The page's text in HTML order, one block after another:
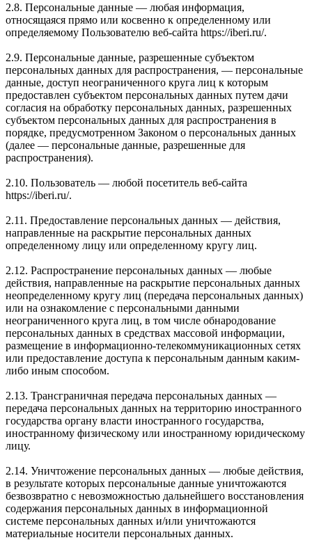
2.8. Персональные данные — любая информация,
относящаяся прямо или косвенно к определенному или
определяемому Пользователю веб-сайта https://iberi.ru/.
2.9. Персональные данные, разрешенные субъектом
персональных данных для распространения, — персональные
данные, доступ неограниченного круга лиц к которым
предоставлен субъектом персональных данных путем дачи
согласия на обработку персональных данных, разрешенных
субъектом персональных данных для распространения в
порядке, предусмотренном Законом о персональных данных
(далее — персональные данные, разрешенные для
распространения).
2.10. Пользователь — любой посетитель веб-сайта
https://iberi.ru/.
2.11. Предоставление персональных данных — действия,
направленные на раскрытие персональных данных
определенному лицу или определенному кругу лиц.
2.12. Распространение персональных данных — любые
действия, направленные на раскрытие персональных данных
неопределенному кругу лиц (передача персональных данных)
или на ознакомление с персональными данными
неограниченного круга лиц, в том числе обнародование
персональных данных в средствах массовой информации,
размещение в информационно-телекоммуникационных сетях
или предоставление доступа к персональным данным каким-
либо иным способом.
2.13. Трансграничная передача персональных данных —
передача персональных данных на территорию иностранного
государства органу власти иностранного государства,
иностранному физическому или иностранному юридическому
лицу.
2.14. Уничтожение персональных данных — любые действия,
в результате которых персональные данные уничтожаются
безвозвратно с невозможностью дальнейшего восстановления
содержания персональных данных в информационной
системе персональных данных и/или уничтожаются
материальные носители персональных данных.